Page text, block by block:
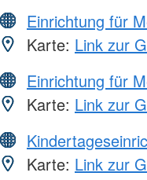
Einrichtung für
Karte: Link zur
Einrichtung für
Karte: Link zur
Karte: Link zur